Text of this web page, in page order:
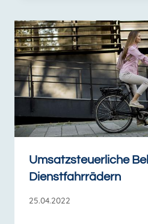
Umsatzsteuerliche
Dienstfahrrädern
25.04.2022